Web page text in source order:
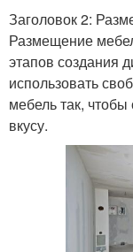
Заголовок 2:
Размещение
этапов создания
использовать
мебель так,
вкусу.